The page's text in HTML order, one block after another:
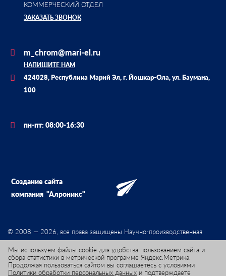
КОММЕРЧЕСКИЙ ОТДЕЛ
ЗАКАЗАТЬ ЗВОНОК
m_chrom@mari-el.ru
НАПИШИТЕ НАМ
424028, Республика Марий Эл, г. Йошкар-Ола, ул. Баумана,
100
пн-пт: 08:00-16:30
Создание сайта
компания "Алроникс"
© 2008 — 2026, все права защищены Научно-производственная
Мы используем файлы cookie для удобства пользованием сайта и
сбора статистики в метрической программе Яндекс.Метрика.
Продолжая пользоваться сайтом вы соглашаетесь с условиями
Политики обработки персональных данных и подтверждаете